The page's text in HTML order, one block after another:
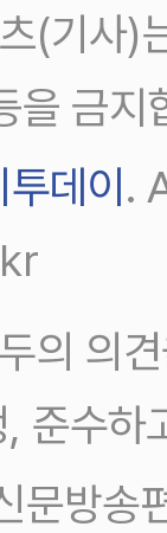
(기사)
을 금지
데이 .
의 의
준수하
문방송